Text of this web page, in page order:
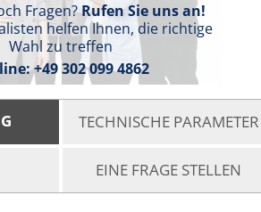
Fragen?Rufen Sie uns an!
helfen Ihnen, die richtige
Wahl zu treffen
+49 302 099 4862
TECHNISCHE PARAMETER
EINE FRAGE STELLEN